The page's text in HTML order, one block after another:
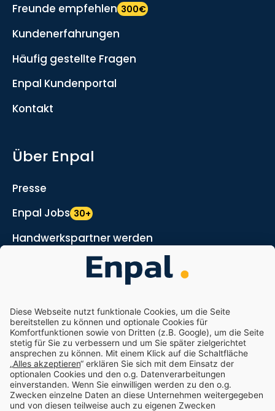
Freunde empfehlen 300€
Kundenerfahrungen
Häufig gestellte Fragen
Enpal Kundenportal
Kontakt
Über Enpal
Presse
Enpal Jobs 30+
Handwerkspartner werden
Marketing- und Vertriebspartner werden
Enpal.pro
Enpal Corporate